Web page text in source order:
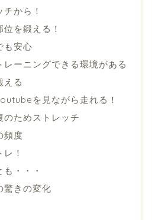
から！
を鍛える！
も安心
レーニングできる環境がある
える
を見ながら走れる！
のためストレッチ
頻度
！
・・・
驚きの変化